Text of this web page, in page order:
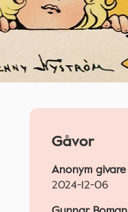
Gåvor
Anonym givare
2024-12-06